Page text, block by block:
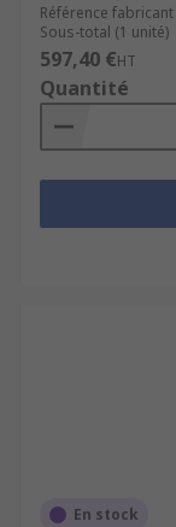
Référence fabricant
Sous-total (1 unité)
597,40 €HT
Quantité
En stock